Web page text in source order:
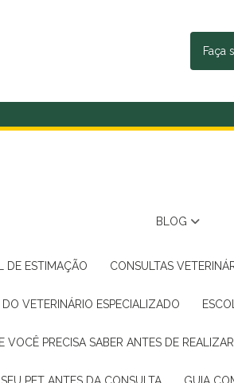
Faça
BLOG
DE ESTIMAÇÃO CONSULTAS
DO VETERINÁRIO ESPECIALIZADO
PRECISA SABER ANTES DE REALIZAR